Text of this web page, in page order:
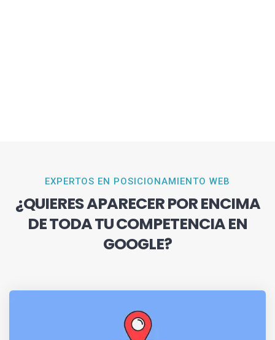
EXPERTOS EN POSICIONAMIENTO WEB
¿QUIERES APARECER POR ENCIMA
DE TODA TU COMPETENCIA EN
GOOGLE?